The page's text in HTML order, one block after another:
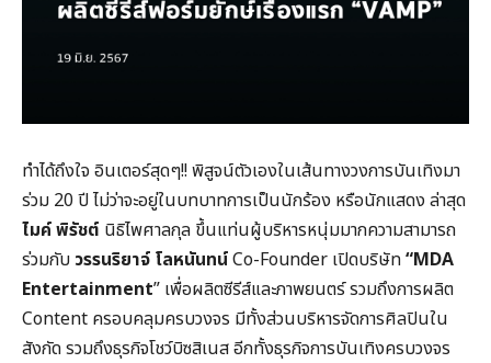
ทำได้ถึงใจ อินเตอร์สุดๆ!! พิสูจน์ตัวเองในเส้นทางวงการบันเทิงมา
ร่วม 20 ปี ไม่ว่าจะอยู่ในบทบาทการเป็นนักร้อง หรือนักแสดง ล่าสุด
ไมค์ พิรัชต์ นิธิไพศาลกุล ขึ้นแท่นผู้บริหารหนุ่มมากความสามารถ
ร่วมกับ วรรนริยาจ์ โลหนันทน์Co-Founder เปิดบริษัท“MDA
Entertainment” เพื่อผลิตซีรีส์และภาพยนตร์ รวมถึงการผลิต
Content ครอบคลุมครบวงจร มีทั้งส่วนบริหารจัดการศิลปินใน
สังกัด รวมถึงธุรกิจโชว์บิซสิเนส อีกทั้งธุรกิจการบันเทิงครบวงจร